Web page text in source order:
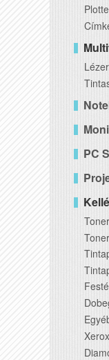
PC
Toner